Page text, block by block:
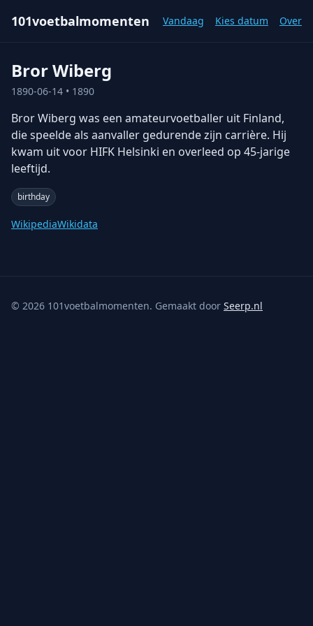
101voetbalmomenten Vandaag Kies datum Over
Bror Wiberg
1890-06-14 • 1890
Bror Wiberg was een amateurvoetballer uit Finland,
die speelde als aanvaller gedurende zijn carrière. Hij
kwam uit voor HIFK Helsinki en overleed op 45-jarige
leeftijd.
birthday
WikipediaWikidata
© 2026 101voetbalmomenten. Gemaakt door Seerp.nl